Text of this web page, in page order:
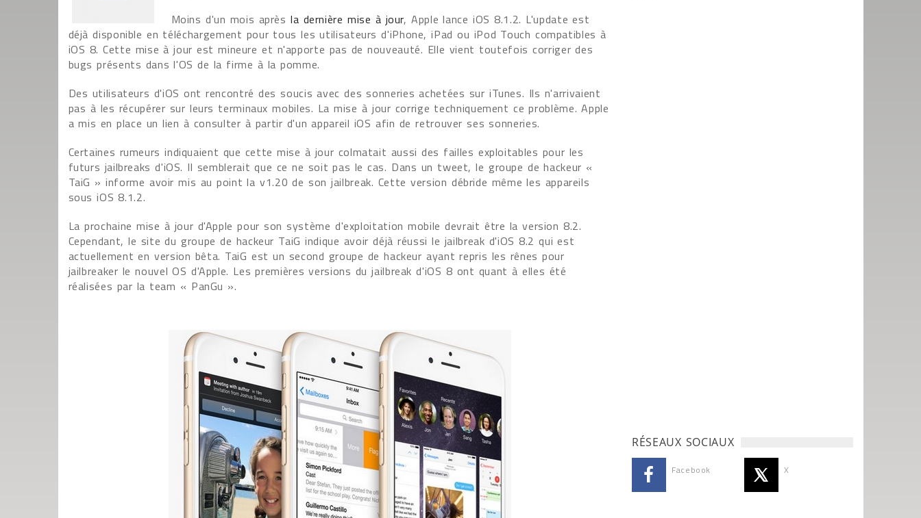
Moins d'un mois après la dernière mise à jour, Apple lance iOS 8.1.2. L'update est
déjà disponible en téléchargement pour tous les utilisateurs d'iPhone, iPad ou iPod Touch compatibles à
iOS 8. Cette mise à jour est mineure et n'apporte pas de nouveauté. Elle vient toutefois corriger des
bugs présents dans l'OS de la firme à la pomme.
Des utilisateurs d'iOS ont rencontré des soucis avec des sonneries achetées sur iTunes. Ils n'arrivaient
pas à les récupérer sur leurs terminaux mobiles. La mise à jour corrige techniquement ce problème. Apple
a mis en place un lien à consulter à partir d'un appareil iOS afin de retrouver ses sonneries.
Certaines rumeurs indiquaient que cette mise à jour colmatait aussi des failles exploitables pour les
futurs jailbreaks d'iOS. Il semblerait que ce ne soit pas le cas. Dans un tweet, le groupe de hackeur «
TaiG » informe avoir mis au point la v1.20 de son jailbreak. Cette version débride même les appareils
sous iOS 8.1.2.
La prochaine mise à jour d'Apple pour son système d'exploitation mobile devrait être la version 8.2.
Cependant, le site du groupe de hackeur TaiG indique avoir déjà réussi le jailbreak d'iOS 8.2 qui est
actuellement en version bêta. TaiG est un second groupe de hackeur ayant repris les rênes pour
jailbreaker le nouvel OS d'Apple. Les premières versions du jailbreak d'iOS 8 ont quant à elles été
réalisées par la team « PanGu ».
RÉSEAUX SOCIAUX
Facebook X